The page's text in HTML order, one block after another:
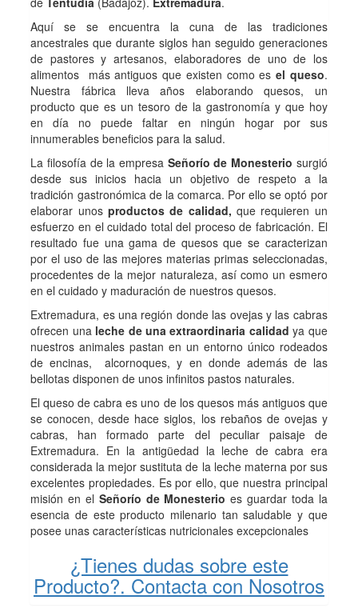
Aquí se se encuentra la cuna de las tradiciones
ancestrales que durante siglos han seguido generaciones
de pastores y artesanos, elaboradores de uno de los
alimentos más antiguos que existen como es el queso.
Nuestra fábrica lleva años elaborando quesos, un
producto que es un tesoro de la gastronomía y que hoy
en día no puede faltar en ningún hogar por sus
innumerables beneficios para la salud.
La filosofía de la empresa Señorío de Monesterio surgió
desde sus inicios hacia un objetivo de respeto a la
tradición gastronómica de la comarca. Por ello se optó por
elaborar unosproductos de calidad, que requieren un
esfuerzo en el cuidado total del proceso de fabricación. El
resultado fue una gama de quesos que se caracterizan
por el uso de las mejores materias primas seleccionadas,
procedentes de la mejor naturaleza, así como un esmero
en el cuidado y maduración de nuestros quesos.
Extremadura, es una región donde las ovejas y las cabras
ofrecen una leche de una extraordinaria calidad ya que
nuestros animales pastan en un entorno único rodeados
de encinas, alcornoques, y en donde además de las
bellotas disponen de unos infinitos pastos naturales.
El queso de cabra es uno de los quesos más antiguos que
se conocen, desde hace siglos, los rebaños de ovejas y
cabras, han formado parte del peculiar paisaje de
Extremadura. En la antigüedad la leche de cabra era
considerada la mejor sustituta de la leche materna por sus
excelentes propiedades. Es por ello, que nuestra principal
misión en el Señorío de Monesterio es guardar toda la
esencia de este producto milenario tan saludable y que
posee unas características nutricionales excepcionales
¿Tienes dudas sobre este
Producto?. Contacta con Nosotros